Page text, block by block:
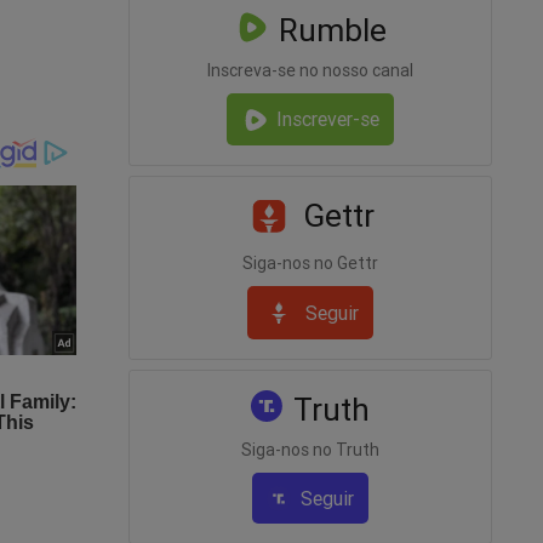
pais e
(a
das
a
Rumble
Inscreva-se no nosso canal
Inscrever-se
Gettr
Siga-nos no Gettr
Seguir
Truth
Siga-nos no Truth
Seguir